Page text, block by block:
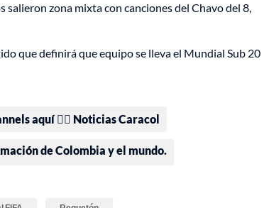
zona mixta con canciones del Chavo del 8,
que definirá que equipo se lleva el Mundial Sub 20
aquí 👉🏻 Noticias Caracol
de Colombia y el mundo.